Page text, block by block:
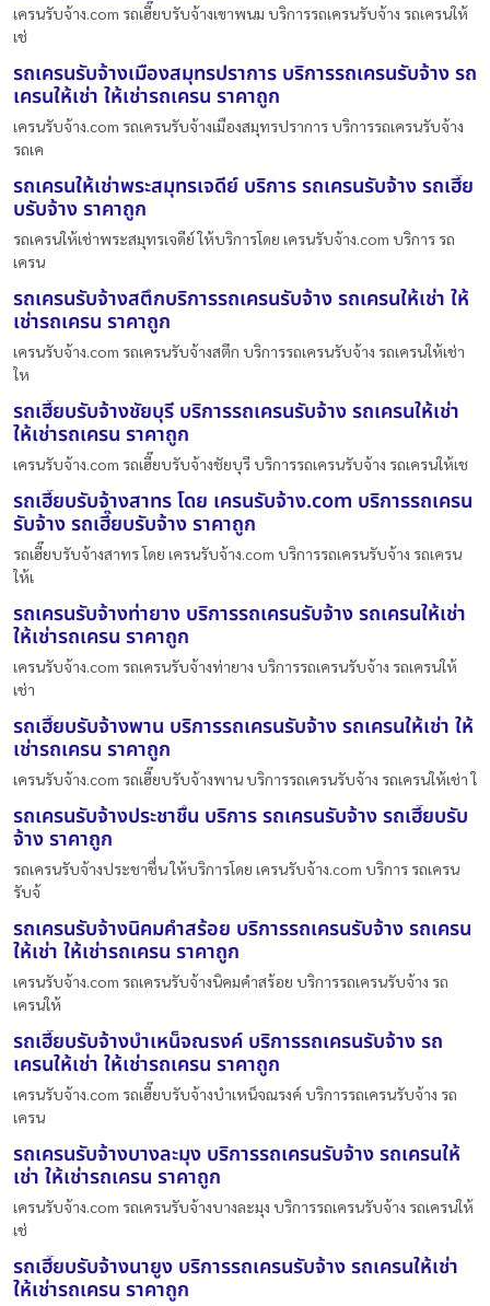
เครนรับจ้าง.com รถเฮี๊ยบรับจ้างเขาพนม บริการรถเครนรับจ้าง รถเครนให้
เช่
รถเครนรับจ้างเมืองสมุทรปราการ บริการรถเครนรับจ้าง รถ
เครนให้เช่า ให้เช่ารถเครน ราคาถูก
เครนรับจ้าง.com รถเครนรับจ้างเมืองสมุทรปราการ บริการรถเครนรับจ้าง
รถเค
รถเครนให้เช่าพระสมุทรเจดีย์ บริการ รถเครนรับจ้าง รถเฮี๊ย
บรับจ้าง ราคาถูก
รถเครนให้เช่าพระสมุทรเจดีย์ ให้บริการโดย เครนรับจ้าง.com บริการ รถ
เครน
รถเครนรับจ้างสตึกบริการรถเครนรับจ้าง รถเครนให้เช่า ให้
เช่ารถเครน ราคาถูก
เครนรับจ้าง.com รถเครนรับจ้างสตึก บริการรถเครนรับจ้าง รถเครนให้เช่า
ให
รถเฮี๊ยบรับจ้างชัยบุรี บริการรถเครนรับจ้าง รถเครนให้เช่า
ให้เช่ารถเครน ราคาถูก
เครนรับจ้าง.com รถเฮี๊ยบรับจ้างชัยบุรี บริการรถเครนรับจ้าง รถเครนให้เช
รถเฮี๊ยบรับจ้างสาทร โดย เครนรับจ้าง.com บริการรถเครน
รับจ้าง รถเฮี๊ยบรับจ้าง ราคาถูก
รถเฮี๊ยบรับจ้างสาทร โดย เครนรับจ้าง.com บริการรถเครนรับจ้าง รถเครน
ให้เ
รถเครนรับจ้างท่ายาง บริการรถเครนรับจ้าง รถเครนให้เช่า
ให้เช่ารถเครน ราคาถูก
เครนรับจ้าง.com รถเครนรับจ้างท่ายาง บริการรถเครนรับจ้าง รถเครนให้
เช่า
รถเฮี๊ยบรับจ้างพาน บริการรถเครนรับจ้าง รถเครนให้เช่า ให้
เช่ารถเครน ราคาถูก
เครนรับจ้าง.com รถเฮี๊ยบรับจ้างพาน บริการรถเครนรับจ้าง รถเครนให้เช่า ใ
รถเครนรับจ้างประชาชื่น บริการ รถเครนรับจ้าง รถเฮี๊ยบรับ
จ้าง ราคาถูก
รถเครนรับจ้างประชาชื่น ให้บริการโดย เครนรับจ้าง.com บริการ รถเครน
รับจ้
รถเครนรับจ้างนิคมคำสร้อย บริการรถเครนรับจ้าง รถเครน
ให้เช่า ให้เช่ารถเครน ราคาถูก
เครนรับจ้าง.com รถเครนรับจ้างนิคมคำสร้อย บริการรถเครนรับจ้าง รถ
เครนให้
รถเฮี๊ยบรับจ้างบำเหน็จณรงค์ บริการรถเครนรับจ้าง รถ
เครนให้เช่า ให้เช่ารถเครน ราคาถูก
เครนรับจ้าง.com รถเฮี๊ยบรับจ้างบำเหน็จณรงค์ บริการรถเครนรับจ้าง รถ
เครน
รถเครนรับจ้างบางละมุง บริการรถเครนรับจ้าง รถเครนให้
เช่า ให้เช่ารถเครน ราคาถูก
เครนรับจ้าง.com รถเครนรับจ้างบางละมุง บริการรถเครนรับจ้าง รถเครนให้
เช่
รถเฮี๊ยบรับจ้างนายูง บริการรถเครนรับจ้าง รถเครนให้เช่า
ให้เช่ารถเครน ราคาถูก